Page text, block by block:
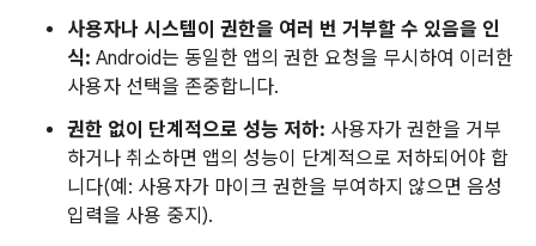
사용자나 시스템이 권한을 여러 번 거부할 수 있음을 인
식: Android는 동일한 앱의 권한 요청을 무시하여 이러한
사용자 선택을 존중합니다.
권한 없이 단계적으로 성능 저하: 사용자가 권한을 거부
하거나 취소하면 앱의 성능이 단계적으로 저하되어야 합
니다(예: 사용자가 마이크 권한을 부여하지 않으면 음성
입력을 사용 중지).